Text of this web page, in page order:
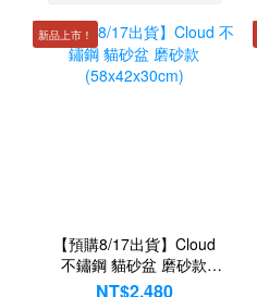
新品上市！
【預購8/17出貨】Cloud
不鏽鋼 貓砂盆 磨砂款
(58x42x30cm)
NT$2,480